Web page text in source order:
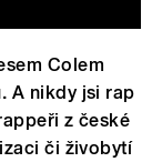
Colem
A nikdy jsi rap
z české
či živobytí